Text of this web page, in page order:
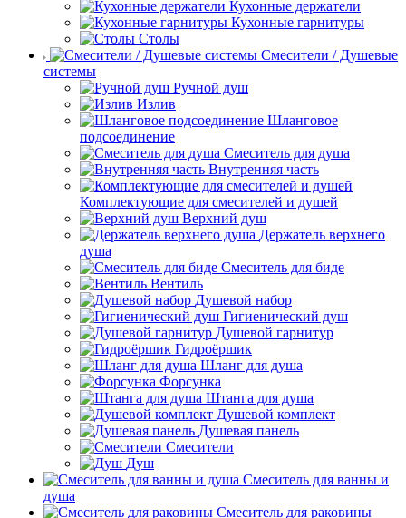
Кухонные держатели
Кухонные гарнитуры
Столы
Смесители / Душевые
системы
Ручной душ
Излив
Шланговое
подсоединение
Смеситель для душа
Внутренняя часть
Комплектующие для смесителей и душей
Верхний душ
Держатель верхнего
душа
Смеситель для биде
Вентиль
Душевой набор
Гигиенический душ
Душевой гарнитур
Гидроёршик
Шланг для душа
Форсунка
Штанга для душа
Душевой комплект
Душевая панель
Смесители
Душ
Смеситель для ванны и
душа
Смеситель для раковины